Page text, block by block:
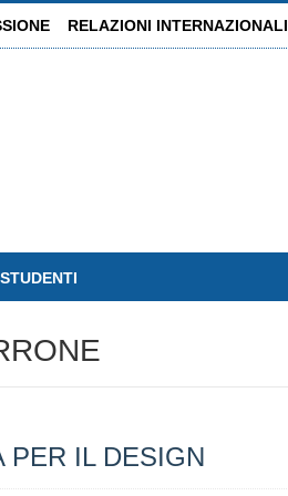
RELAZIONI INTERNAZIONALI
PER IL DESIGN